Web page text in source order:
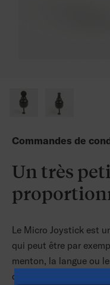
Commandes de
Un très
Le Micro Joystick est
qui peut être par
menton, la langue ou
directement aux